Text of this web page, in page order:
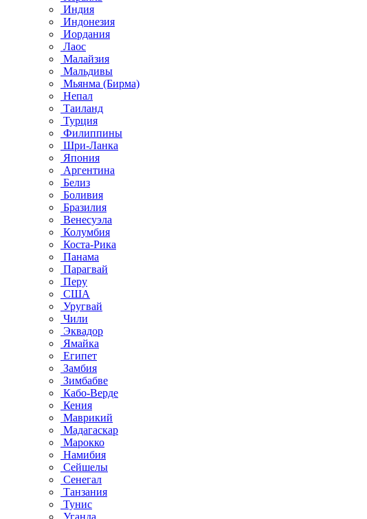
Индия
Индонезия
Иордания
Лаос
Малайзия
Мальдивы
Мьянма (Бирма)
Непал
Таиланд
Турция
Филиппины
Шри-Ланка
Япония
Аргентина
Белиз
Боливия
Бразилия
Венесуэла
Колумбия
Коста-Рика
Панама
Парагвай
Перу
США
Уругвай
Чили
Эквадор
Ямайка
Египет
Замбия
Зимбабве
Кабо-Верде
Кения
Маврикий
Мадагаскар
Марокко
Намибия
Сейшелы
Сенегал
Танзания
Тунис
Уганда